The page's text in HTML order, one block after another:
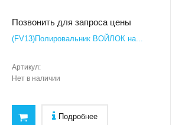
Позвонить для запроса цены
(FV13)Полировальник ВОЙЛОК на...
Артикул:
Нет в наличии
Подробнее